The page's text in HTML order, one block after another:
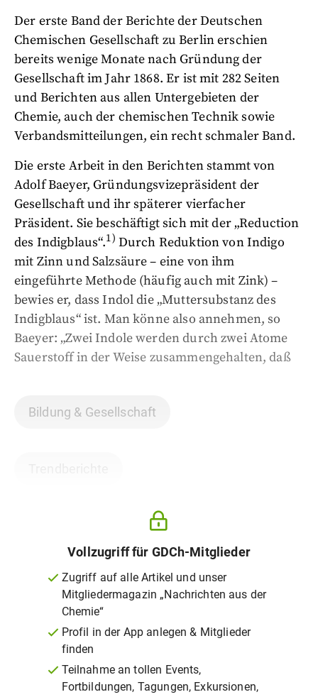
Der erste Band der Berichte der Deutschen
Chemischen Gesellschaft zu Berlin erschien
bereits wenige Monate nach Gründung der
Gesellschaft im Jahr 1868. Er ist mit 282 Seiten
und Berichten aus allen Untergebieten der
Chemie, auch der chemischen Technik sowie
Verbandsmitteilungen, ein recht schmaler Band.
Die erste Arbeit in den Berichten stammt von
Adolf Baeyer, Gründungsvizepräsident der
Gesellschaft und ihr späterer vierfacher
Präsident. Sie beschäftigt sich mit der „Reduction
des Indigblaus“.1) Durch Reduktion von Indigo
mit Zinn und Salzsäure – eine von ihm
eingeführte Methode (häufig auch mit Zink) –
bewies er, dass Indol die „Muttersubstanz des
Indigblaus“ ist. Man könne also annehmen, so
Baeyer: „Zwei Indole werden durch zwei Atome
Sauerstoff in der Weise zusammengehalten, daß
Bildung & Gesellschaft
Vollzugriff für GDCh-Mitglieder
Zugriff auf alle Artikel und unser
Mitgliedermagazin „Nachrichten aus der
Chemie“
Profil in der App anlegen & Mitglieder
finden
Teilnahme an tollen Events,
Fortbildungen, Tagungen, Exkursionen,